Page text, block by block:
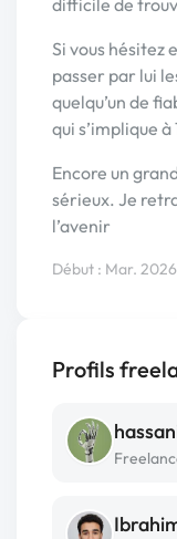
Si vous hésitez
passer par lui
quelqu’un de
qui s’implique
Encore un
sérieux. Je
l’avenir
Début : Mar. 2026
Profils